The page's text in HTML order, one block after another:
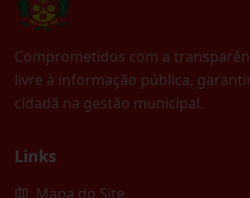
Comprometidos com a
livre à informação pública,
cidadã na gestão municipal.
Links
Mapa do Site